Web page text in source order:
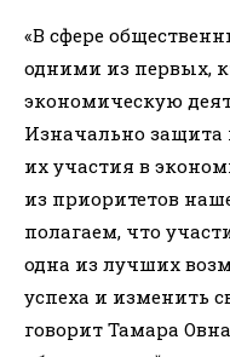
«В сфере
одними из первых,
экономическую
Изначально
их участия в
из приоритетов
полагаем, что
одна из лучших
успеха и изменить
говорит Тамара